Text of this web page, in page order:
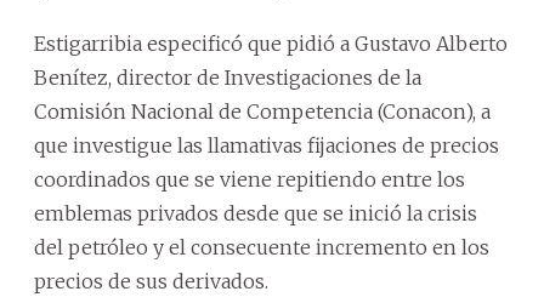
Estigarribia especificó que pidió a Gustavo Alberto
Benítez, director de Investigaciones de la
Comisión Nacional de Competencia (Conacon), a
que investigue las llamativas fijaciones de precios
coordinados que se viene repitiendo entre los
emblemas privados desde que se inició la crisis
del petróleo y el consecuente incremento en los
precios de sus derivados.